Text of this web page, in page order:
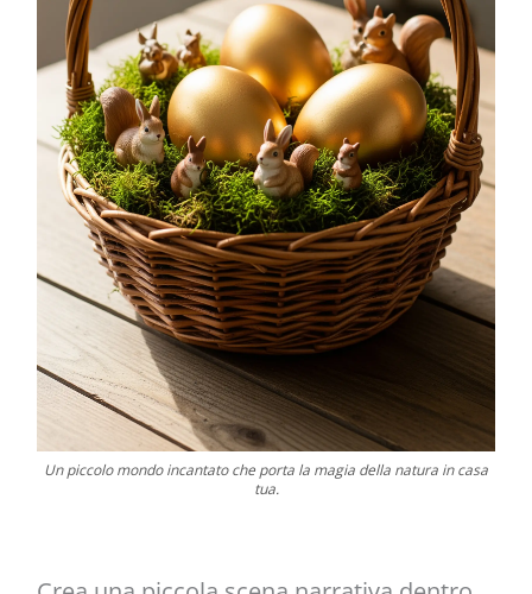
Un piccolo mondo incantato che porta la magia della natura in casa
tua.